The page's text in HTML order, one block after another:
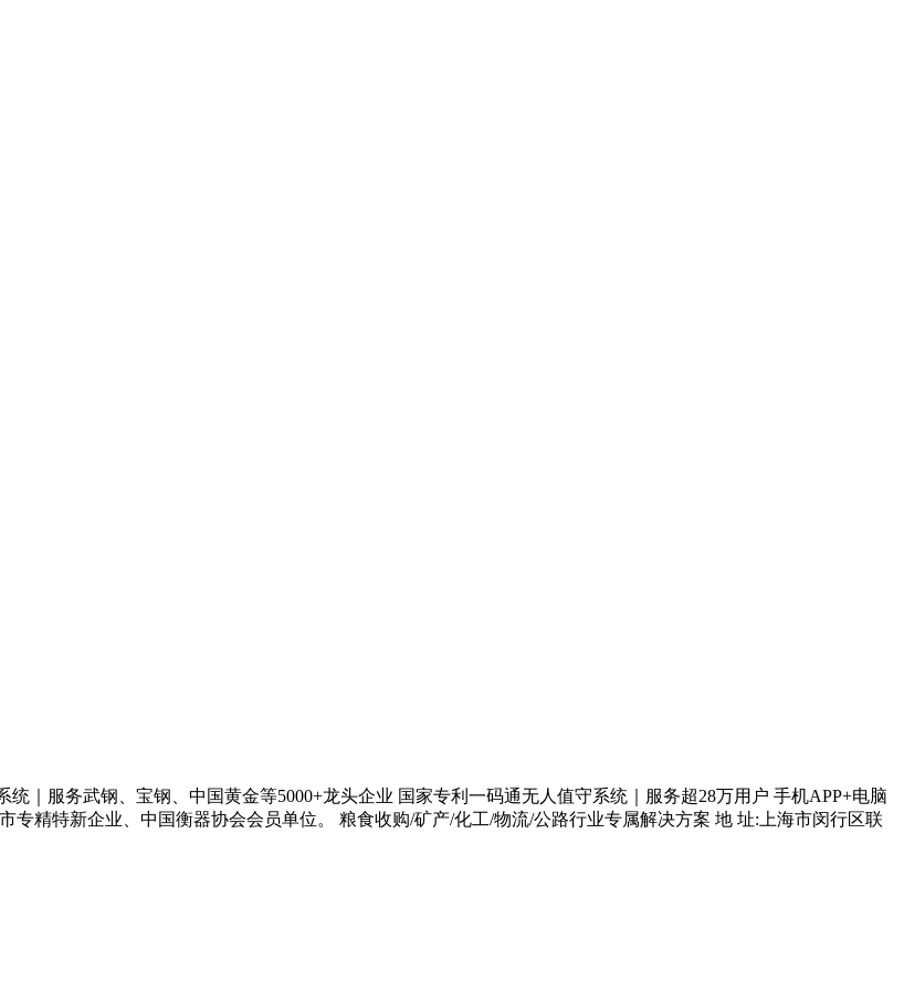
｜服务武钢、宝钢、中国黄金等5000+龙头企业 国家专利一码通无人值守系统｜服务超28万用户 手机APP+电脑
专精特新企业、中国衡器协会会员单位。 粮食收购/矿产/化工/物流/公路行业专属解决方案 地 址:上海市闵行区联